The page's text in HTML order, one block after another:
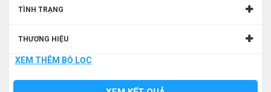
TÌNH TRẠNG
THƯƠNG HIỆU
XEM THÊM BỘ LỌC